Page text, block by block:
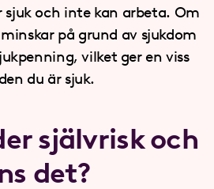
och inte kan arbeta. Om
på grund av sjukdom
vilket ger en viss
du är sjuk.
själv­risk och
det?